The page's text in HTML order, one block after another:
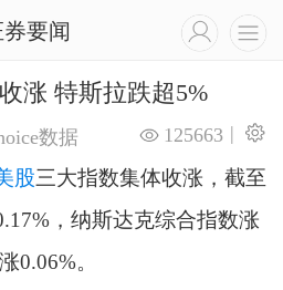
要闻
涨 特斯拉跌超5%
数据 |
125663
股三大指数集体收涨，截至
，纳斯达克综合指数涨
0.06%。